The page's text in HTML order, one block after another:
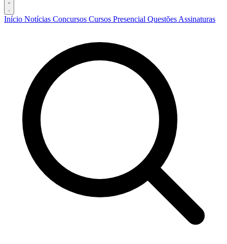
Início Notícias Concursos Cursos Presencial Questões Assinaturas